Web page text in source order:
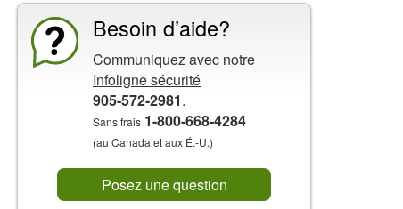
Besoin d’aide?
Communiquez avec notre
Infoligne sécurité
905-572-2981.
Sans frais 1-800-668-4284
(au Canada et aux É.-U.)
Posez une question